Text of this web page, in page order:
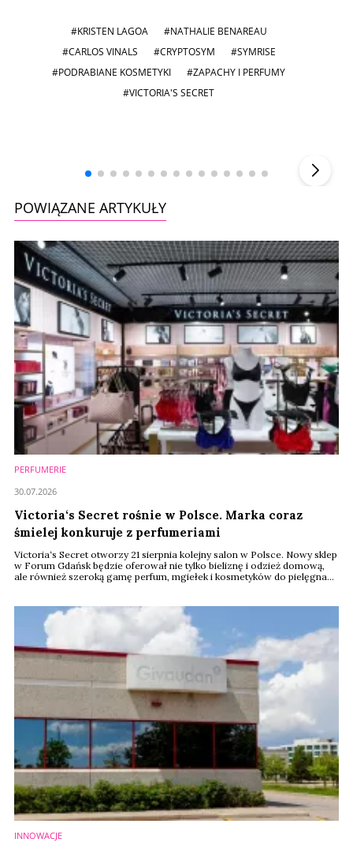
#KRISTEN LAGOA
#NATHALIE BENAREAU
#CARLOS VINALS
#CRYPTOSYM
#SYMRISE
#PODRABIANE KOSMETYKI
#ZAPACHY I PERFUMY
#VICTORIA'S SECRET
POWIĄZANE ARTYKUŁY
PERFUMERIE
Victoria‘s Secret rośnie w Polsce. Marka coraz
śmielej konkuruje z perfumeriami
Victoria‘s Secret otworzy 21 sierpnia kolejny salon w Polsce. Nowy sklep
w Forum Gdańsk będzie oferował nie tylko bieliznę i odzież domową,
ale również szeroką gamę perfum, mgiełek i kosmetyków do pielęgnacji
30.07.2026
INNOWACJE